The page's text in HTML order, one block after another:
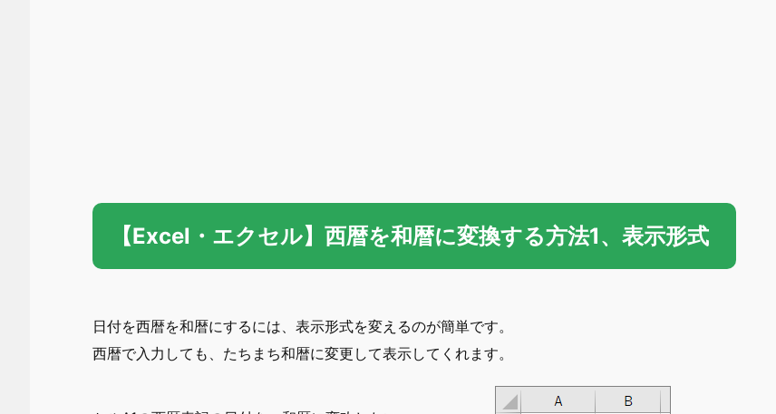
【Excel・エクセル】西暦を和暦に変換する方法1、表示形式
日付を西暦を和暦にするには、表示形式を変えるのが簡単です。
西暦で入力しても、たちまち和暦に変更して表示してくれます。